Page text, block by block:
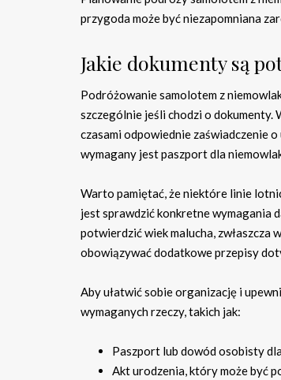
przygoda może być niezapomniana
Jakie dokumenty są
Podróżowanie samolotem z
szczególnie jeśli chodzi o
czasami odpowiednie zaświadczenie
wymagany jest paszport dla
Warto pamiętać, że niektóre linie
jest sprawdzić konkretne wymagania
potwierdzić wiek malucha, zwłaszcza
obowiązywać dodatkowe przepisy
Aby ułatwić sobie organizację i
wymaganych rzeczy, takich jak:
Paszport lub dowód osobisty
Akt urodzenia, który może być